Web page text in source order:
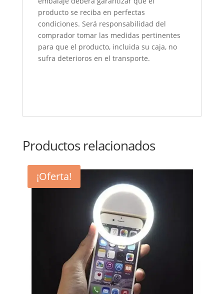
producto se reciba en perfectas
condiciones. Será responsabilidad del
comprador tomar las medidas pertinentes
para que el producto, incluida su caja, no
sufra deterioros en el transporte.
Productos relacionados
¡Oferta!